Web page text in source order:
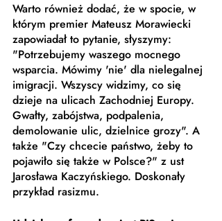
Warto również dodać, że w spocie, w
którym premier Mateusz Morawiecki
zapowiadał to pytanie, słyszymy:
"Potrzebujemy waszego mocnego
wsparcia. Mówimy 'nie' dla nielegalnej
imigracji. Wszyscy widzimy, co się
dzieje na ulicach Zachodniej Europy.
Gwałty, zabójstwa, podpalenia,
demolowanie ulic, dzielnice grozy". A
także "Czy chcecie państwo, żeby to
pojawiło się także w Polsce?" z ust
Jarosława Kaczyńskiego. Doskonały
przykład rasizmu.